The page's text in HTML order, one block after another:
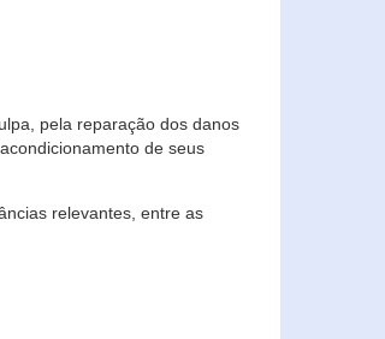
pela reparação dos danos
de seus
relevantes, entre as